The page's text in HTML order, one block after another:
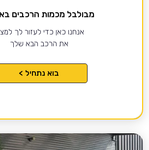
מבולבל מכמות הרכבים
אנחנו כאן כדי לעזור לך
את הרכב הבא שלך
בוא נתחיל >